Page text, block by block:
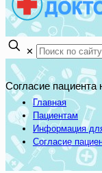
✕
Согласие пациента
Главная
Пациентам
Информация
Согласие